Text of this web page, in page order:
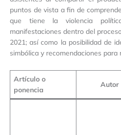
puntos de vista a fin de
que tiene la violencia
manifestaciones dentro del
2021; así como la posibilidad de
simbólica y recomendaciones
Artículo o
ponencia
Autor